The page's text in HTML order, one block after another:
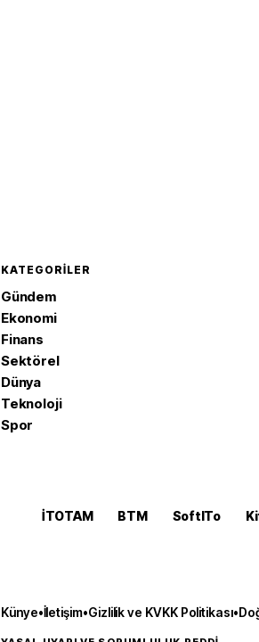
KATEGORILER
Gündem
Ekonomi
Finans
Sektörel
Dünya
Teknoloji
Spor
İTOTAM BTM SoftITo
Künye•İletişim•Gizlilik ve KVKK Politikası•